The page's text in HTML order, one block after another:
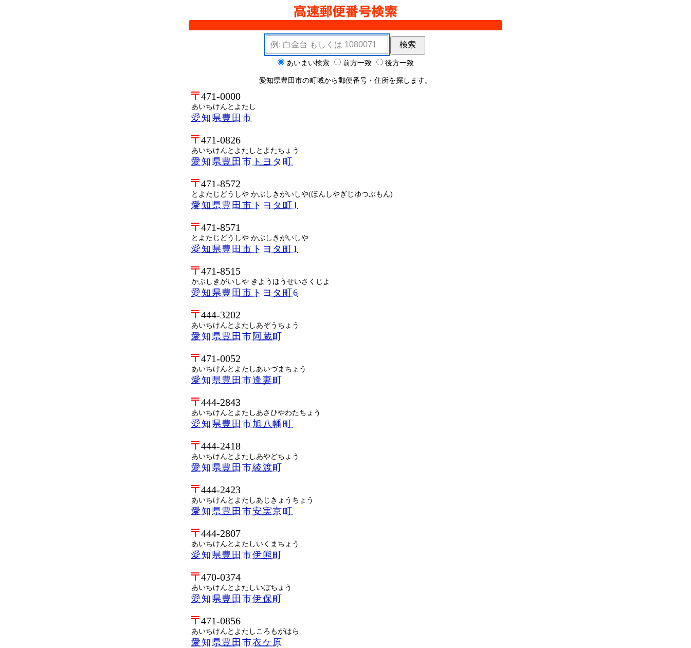
検索キーワード
検索
あいまい検索 前方一致 後方一致
愛知県豊田市の町域から郵便番号・住所を探します。
471-0000
あいちけんとよたし
愛知県豊田市
471-0826
あいちけんとよたしとよたちょう
愛知県豊田市トヨタ町
471-8572
とよたじどうしや かぶしきがいしや(ほんしやぎじゆつぶもん)
愛知県豊田市トヨタ町1
471-8571
とよたじどうしや かぶしきがいしや
愛知県豊田市トヨタ町1
471-8515
かぶしきがいしや きようほうせいさくじよ
愛知県豊田市トヨタ町6
444-3202
あいちけんとよたしあぞうちょう
愛知県豊田市阿蔵町
471-0052
あいちけんとよたしあいづまちょう
愛知県豊田市逢妻町
444-2843
あいちけんとよたしあさひやわたちょう
愛知県豊田市旭八幡町
444-2418
あいちけんとよたしあやどちょう
愛知県豊田市綾渡町
444-2423
あいちけんとよたしあじきょうちょう
愛知県豊田市安実京町
444-2807
あいちけんとよたしいくまちょう
愛知県豊田市伊熊町
470-0374
あいちけんとよたしいぼちょう
愛知県豊田市伊保町
471-0856
あいちけんとよたしころもがはら
愛知県豊田市衣ケ原